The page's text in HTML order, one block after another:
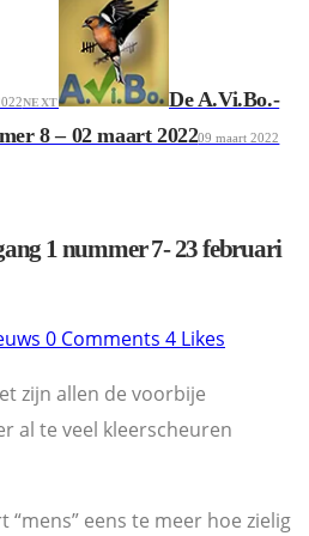
NEXT
De A.Vi.Bo.-
8 – 02 maart 202209 maart 2022
1 nummer 7- 23 februari
0 Comments 4 Likes
zijn allen de voorbije
al te veel kleerscheuren
eens te meer hoe zielig